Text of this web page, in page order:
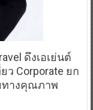
ดึงเอเย่นต์
ว Corporate ยก
ทางคุณภาพ